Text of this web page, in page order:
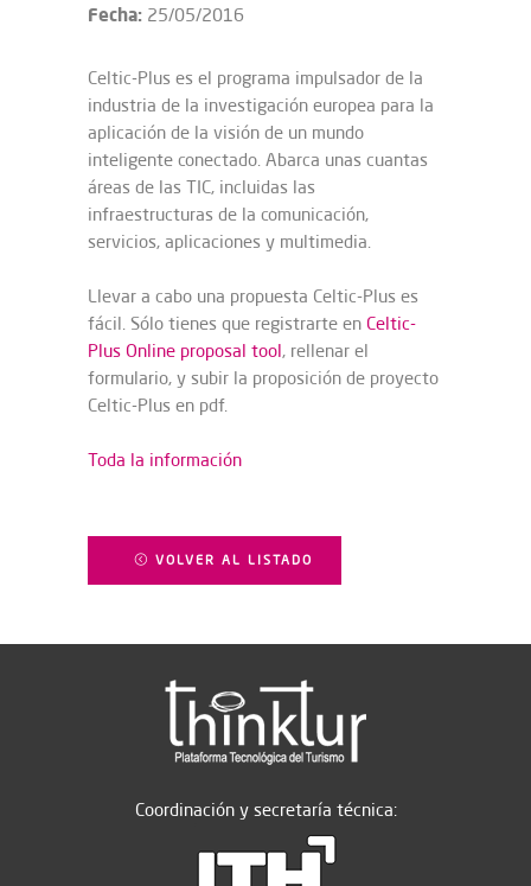
Fecha: 25/05/2016
Celtic-Plus es el programa impulsador de la
industria de la investigación europea para la
aplicación de la visión de un mundo
inteligente conectado. Abarca unas cuantas
áreas de las TIC, incluidas las
infraestructuras de la comunicación,
servicios, aplicaciones y multimedia.
Llevar a cabo una propuesta Celtic-Plus es
fácil. Sólo tienes que registrarte en Celtic-
Plus Online proposal tool, rellenar el
formulario, y subir la proposición de proyecto
Celtic-Plus en pdf.
Toda la información
VOLVER AL LISTADO
Coordinación y secretaría técnica: